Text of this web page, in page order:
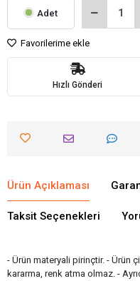
Adet
Favorilerime ekle
Hızlı Gönderi
Ürün Açıklaması
Taksit Seçenekleri
- Ürün materyali pirinçtir. - Ürün
kararma, renk atma olmaz. -